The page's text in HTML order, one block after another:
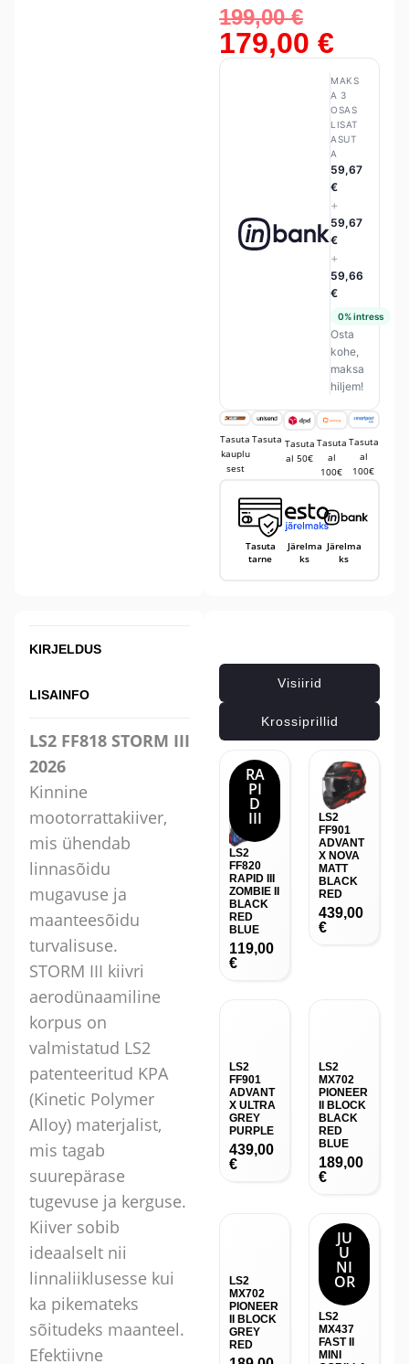
199,00€
179,00 €
MAKS
A 3
OSAS
LISAT
ASUT
A
59,67
€
+
59,67
€
+
59,66
€
0% intress
Osta
kohe,
maksa
hiljem!
Tasuta
kauplu
sest
Tasuta Tasuta
al 50€
Tasuta
al
100€
Tasuta
al
100€
Tasuta
tarne
Järelma
ks
Järelma
ks
KIRJELDUS
LISAINFO
LS2 FF818 STORM III
2026
Kinnine
mootorrattakiiver,
mis ühendab
linnasõidu
mugavuse ja
maanteesõidu
turvalisuse.
STORM III kiivri
aerodünaamiline
korpus on
valmistatud LS2
patenteeritud KPA
(Kinetic Polymer
Alloy) materjalist,
mis tagab
suurepärase
tugevuse ja kerguse.
Kiiver sobib
ideaalselt nii
linnaliiklusesse kui
ka pikemateks
sõitudeks maanteel.
Efektiivne
Visiirid
Krossiprillid
RA
PI
D
III
LS2
FF820
RAPID III
ZOMBIE II
BLACK
RED
BLUE
119,00
€
LS2
FF901
ADVANT
X NOVA
MATT
BLACK
RED
439,00
€
LS2
FF901
ADVANT
X ULTRA
GREY
PURPLE
439,00
€
LS2
MX702
PIONEER
II BLOCK
BLACK
RED
BLUE
189,00
€
LS2
MX702
PIONEER
II BLOCK
GREY
RED
JU
U
NI
OR
LS2
MX437
FAST II
MINI